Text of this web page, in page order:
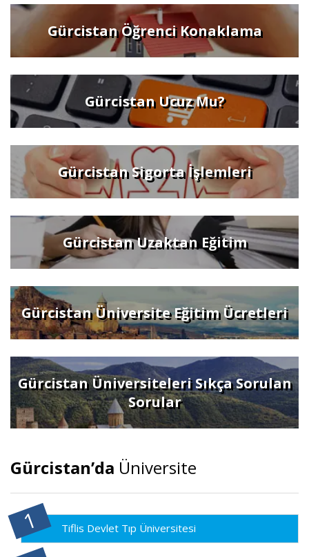
Gürcistan Öğrenci Konaklama
Gürcistan Ucuz Mu?
Gürcistan Sigorta İşlemleri
Gürcistan Uzaktan Eğitim
Gürcistan Üniversite Eğitim Ücretleri
Gürcistan Üniversiteleri Sıkça Sorulan
Sorular
Gürcistan’da Üniversite
Tiflis Devlet Tıp Üniversitesi